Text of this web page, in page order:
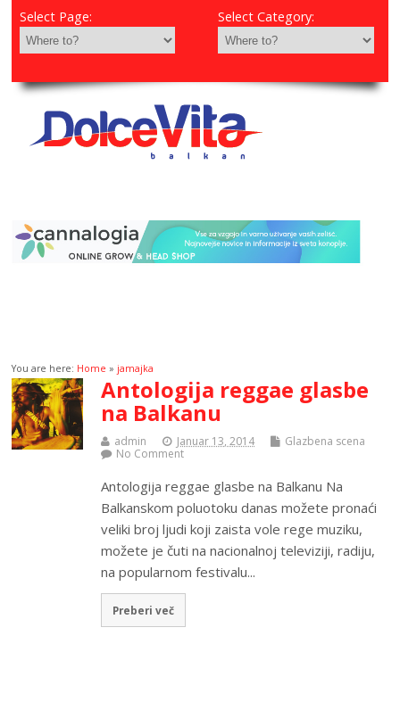
Select Page: Select Category:
You are here: Home » jamajka
Antologija reggae glasbe
na Balkanu
admin Januar 13, 2014
Glazbena scena
No Comment
Antologija reggae glasbe na Balkanu Na
Balkanskom poluotoku danas možete pronaći
veliki broj ljudi koji zaista vole rege muziku,
možete je čuti na nacionalnoj televiziji, radiju,
na popularnom festivalu...
Preberi več